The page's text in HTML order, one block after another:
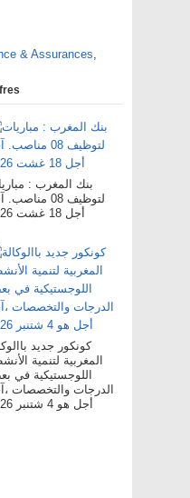
& Assurances,
بنك المغرب :
لتوظيف 08
أجل 18 غشت 2026
كونكور جديد
المغربية لتنمية
اللوجستيكية في
الدرجات والتخصصات
أجل هو 4 شتنبر 2026